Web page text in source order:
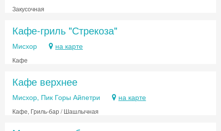
Закусочная
Кафе-гриль "Стрекоза"
Мисхор на карте
Кафе
Кафе верхнее
Мисхор, Пик Горы Айпетри на карте
Кафе, Гриль-бар / Шашлычная